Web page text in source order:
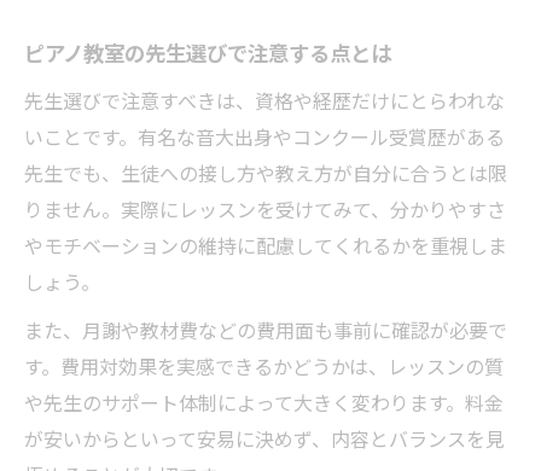
ピアノ教室の先生選びで注意する点とは
先生選びで注意すべきは、資格や経歴だけにとらわれな
いことです。有名な音大出身やコンクール受賞歴がある
先生でも、生徒への接し方や教え方が自分に合うとは限
りません。実際にレッスンを受けてみて、分かりやすさ
やモチベーションの維持に配慮してくれるかを重視しま
しょう。
また、月謝や教材費などの費用面も事前に確認が必要で
す。費用対効果を実感できるかどうかは、レッスンの質
や先生のサポート体制によって大きく変わります。料金
が安いからといって安易に決めず、内容とバランスを見